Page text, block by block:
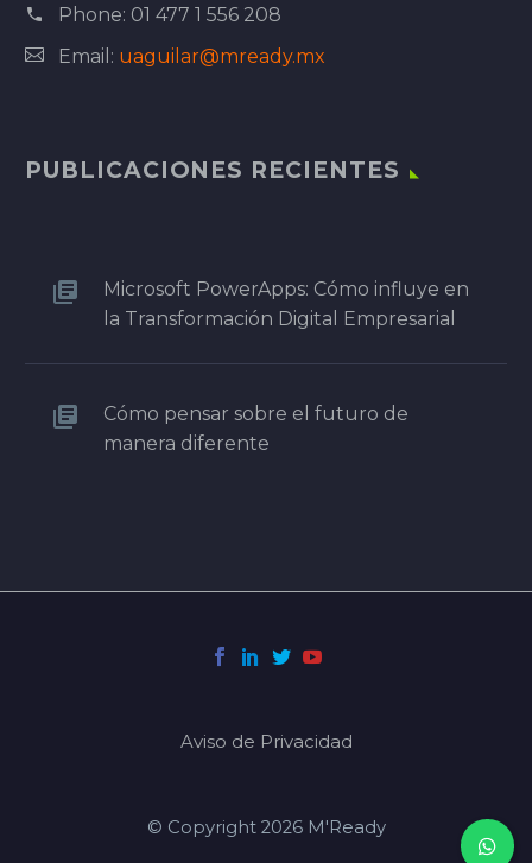
Phone: 01 477 1 556 208
Email: uaguilar@mready.mx
PUBLICACIONES RECIENTES
Microsoft PowerApps: Cómo influye en
la Transformación Digital Empresarial
Cómo pensar sobre el futuro de
manera diferente
Aviso de Privacidad
© Copyright 2026 M'Ready